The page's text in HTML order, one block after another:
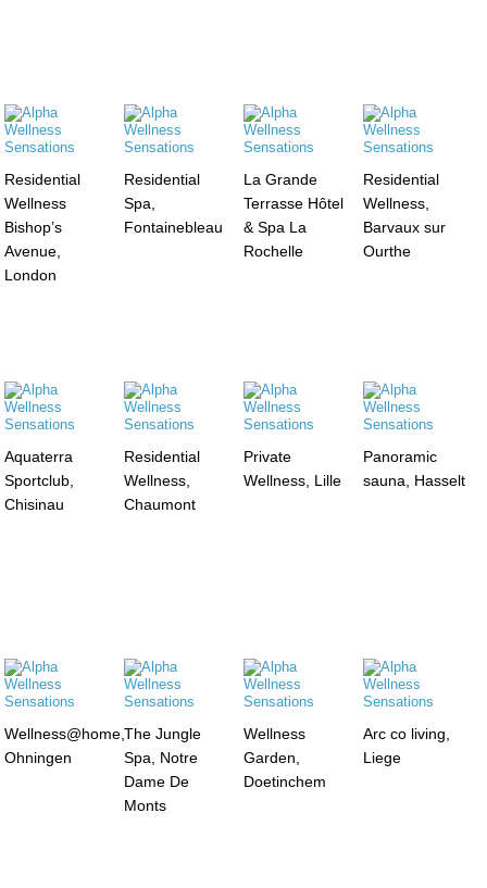
Residential
Wellness
Bishop’s
Avenue,
London
Residential
Spa,
Fontainebleau
La Grande
Terrasse Hôtel
& Spa La
Rochelle
Residential
Wellness,
Barvaux sur
Ourthe
Aquaterra
Sportclub,
Chisinau
Residential
Wellness,
Chaumont
Private
Wellness, Lille
Panoramic
sauna, Hasselt
Wellness@home,
Ohningen
The Jungle
Spa, Notre
Dame De
Monts
Wellness
Garden,
Doetinchem
Arc co living,
Liege